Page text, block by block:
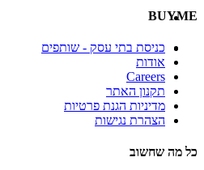
BUYME
כניסת בתי עסק - שותפים
אודות
Careers
תקנון האתר
מדיניות הגנת פרטיות
הצהרת נגישות
כל מה שחשוב